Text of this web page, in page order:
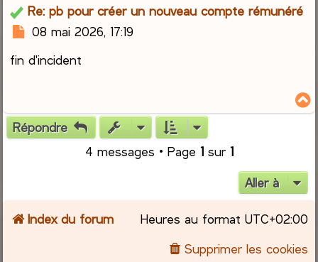
Re: pb pour créer un nouveau compte rémunéré
M
s
e
08 mai 2026, 17:19
fin d'incident
Répondre
4 messages • Page 1sur 1
Aller à
Index du forum Heures au format UTC+02:00
Supprimer les cookies